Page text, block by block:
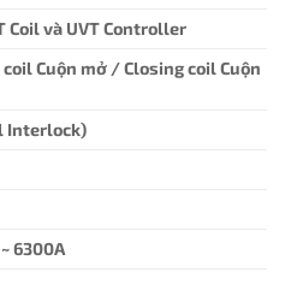
Coil và UVT Controller
Cuộn mở / Closing coil Cuộn
Interlock)
6300A